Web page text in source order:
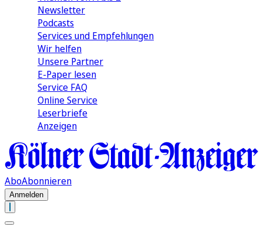
Newsletter
Podcasts
Services und Empfehlungen
Wir helfen
Unsere Partner
E-Paper lesen
Service FAQ
Online Service
Leserbriefe
Anzeigen
AboAbonnieren
Anmelden